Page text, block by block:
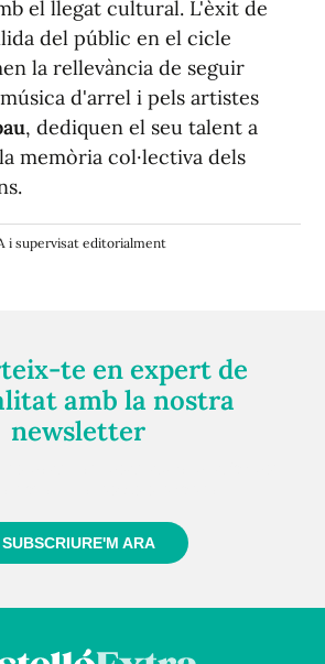
el llegat cultural. L'èxit de
del públic en el cicle
la rellevància de seguir
d'arrel i pels artistes
, dediquen el seu talent a
memòria col·lectiva dels
i supervisat editorialment
te en expert de
amb la nostra
newsletter
SUBSCRIURE'M ARA